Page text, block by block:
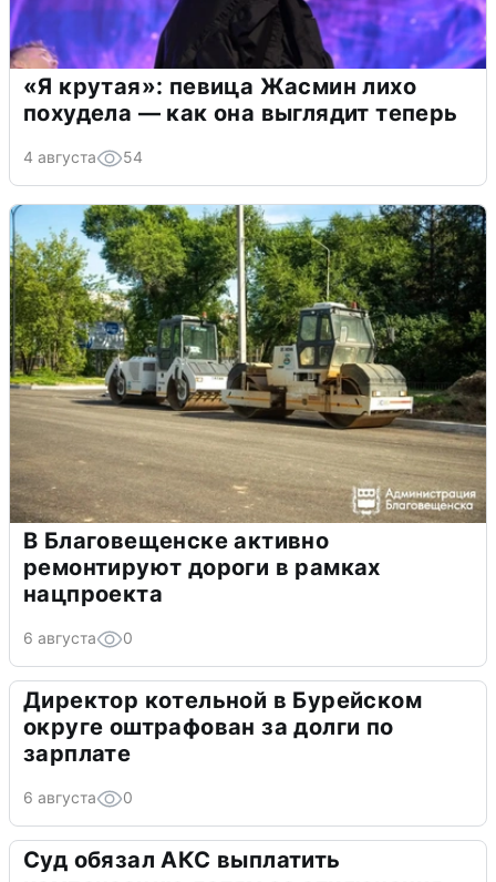
«Я крутая»: певица Жасмин лихо
похудела — как она выглядит теперь
4 августа 54
В Благовещенске активно
ремонтируют дороги в рамках
нацпроекта
6 августа 0
Директор котельной в Бурейском
округе оштрафован за долги по
зарплате
6 августа 0
Суд обязал АКС выплатить